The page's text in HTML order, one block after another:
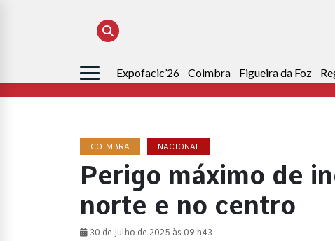
Pesquisar
por:
Expofacic’26 Coimbra Figueira da Foz
COIMBRA NACIONAL
Perigo máximo de
norte e no centro
30 de julho de 2025 às 09 h43